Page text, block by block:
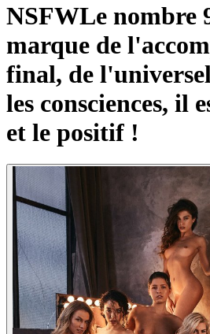
NSFWLe nombre
marque de
final, de
les consciences, il
et le positif !